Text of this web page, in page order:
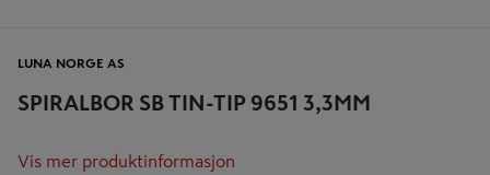
SPIRALBOR SB TIN-TIP 9651 3,3MM
LUNA NORGE AS
Vis mer produktinformasjon